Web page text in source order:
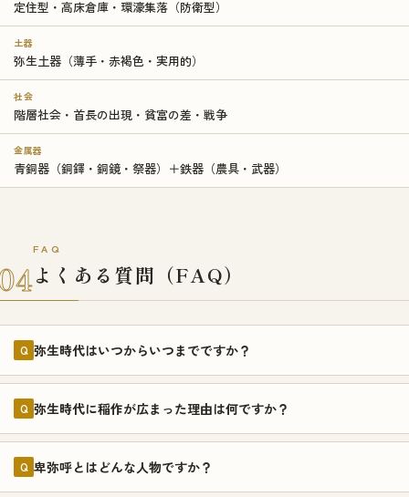
定住型・高床倉庫・環濠集落（防衛型）
土器
弥生土器（薄手・赤褐色・実用的）
社会
階層社会・首長の出現・貧富の差・戦争
金属器
青銅器（銅鐸・銅鏡・祭器）＋鉄器（農具・武器）
FAQ
よくある質問（FAQ）
Q 弥生時代はいつからいつまでですか？
Q 弥生時代に稲作が広まった理由は何ですか？
Q 卑弥呼とはどんな人物ですか？